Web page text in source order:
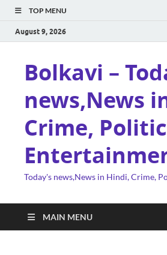
TOP MENU
August 9, 2026
Bolkavi –
news,News
Crime,
Today's news,News in Hindi, Crime,
MAIN MENU